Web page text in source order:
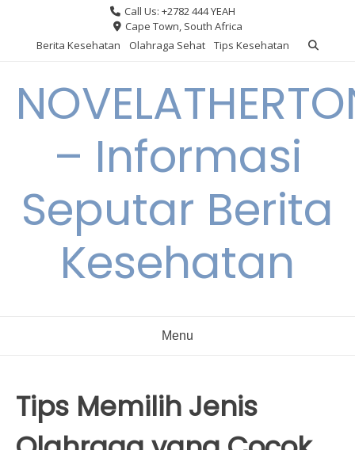
content
Call Us: +2782 444 YEAH
Cape Town, South Africa
Berita Kesehatan
Olahraga Sehat Tips Kesehatan
– Informasi
Seputar Berita
Kesehatan
Menu
Tips Memilih Jenis